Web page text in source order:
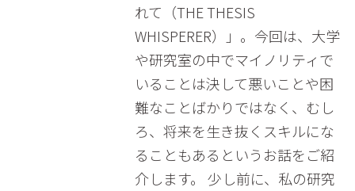
れて（THE THESIS
WHISPERER）」。今回は、大学
や研究室の中でマイノリティで
いることは決して悪いことや困
難なことばかりではなく、むし
ろ、将来を生き抜くスキルにな
ることもあるというお話をご紹
介します。 少し前に、私の研究